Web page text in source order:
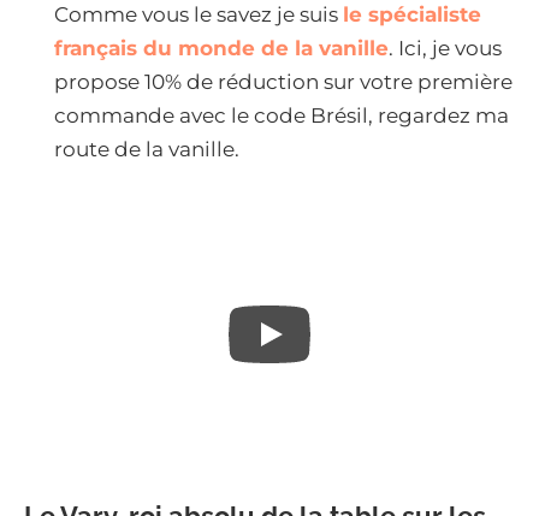
Comme vous le savez je suis le spécialiste
français du monde de la vanille. Ici, je vous
propose 10% de réduction sur votre première
commande avec le code Brésil, regardez ma
route de la vanille.